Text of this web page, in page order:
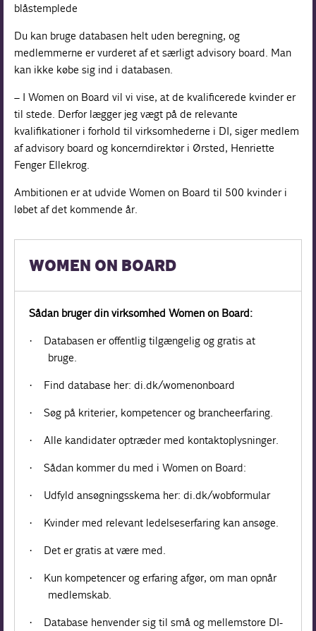
blåstemplede
Du kan bruge databasen helt uden beregning, og
medlemmerne er vurderet af et særligt advisory board. Man
kan ikke købe sig ind i databasen.
– I Women on Board vil vi vise, at de kvalificerede kvinder er
til stede. Derfor lægger jeg vægt på de relevante
kvalifikationer i forhold til virksomhederne i DI, siger medlem
af advisory board og koncerndirektør i Ørsted, Henriette
Fenger Ellekrog.
Ambitionen er at udvide Women on Board til 500 kvinder i
løbet af det kommende år.
WOMEN ON BOARD
Sådan bruger din virksomhed Women on Board:
·
Databasen er offentlig tilgængelig og gratis at
bruge.
· Find database her: di.dk/womenonboard
· Søg på kriterier, kompetencer og brancheerfaring.
· Alle kandidater optræder med kontaktoplysninger.
· Sådan kommer du med i Women on Board:
· Udfyld ansøgningsskema her: di.dk/wobformular
· Kvinder med relevant ledelseserfaring kan ansøge.
· Det er gratis at være med.
·
Kun kompetencer og erfaring afgør, om man opnår
medlemskab.
·
Database henvender sig til små og mellemstore DI-